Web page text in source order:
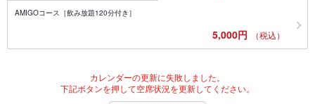
AMIGOコース［飲み放題120分付き］
5,000円 （税込）
カレンダーの更新に失敗しました。
下記ボタンを押して空席状況を更新してください。